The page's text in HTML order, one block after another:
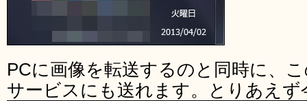
PCに画像を転送するのと同時に、
サービスにも送れます。とりあえ